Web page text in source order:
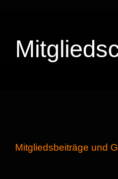
Mitgliedsbeiträge und